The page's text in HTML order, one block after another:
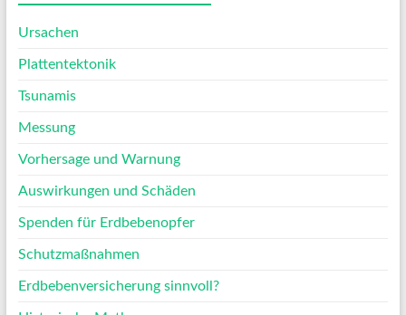
Ursachen
Plattentektonik
Tsunamis
Messung
Vorhersage und Warnung
Auswirkungen und Schäden
Spenden für Erdbebenopfer
Schutzmaßnahmen
Erdbebenversicherung sinnvoll?